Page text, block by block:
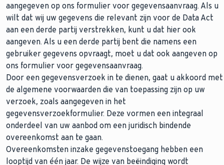
aangegeven op ons formulier voor gegevensaanvraag. Als u
wilt dat wij uw gegevens die relevant zijn voor de Data Act
aan een derde partij verstrekken, kunt u dat hier ook
aangeven. Als u een derde partij bent die namens een
gebruiker gegevens opvraagt, moet u dat ook aangeven op
ons formulier voor gegevensaanvraag.
Door een gegevensverzoek in te dienen, gaat u akkoord met
de algemene voorwaarden die van toepassing zijn op uw
verzoek, zoals aangegeven in het
gegevensverzoekformulier. Deze vormen een integraal
onderdeel van uw aanbod om een juridisch bindende
overeenkomst aan te gaan.
Overeenkomsten inzake gegevenstoegang hebben een
looptijd van één jaar. De wijze van beëindiging wordt